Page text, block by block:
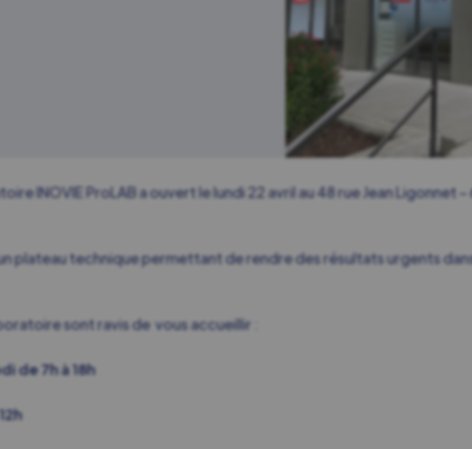
INOVIE ProLAB a ouvert le lundi 22 avril au 48 rue Jean Ligonnet
plateau technique permettant de rendre des résultats urgents
sont ravis de vous accueillir :
de 7h à 18h